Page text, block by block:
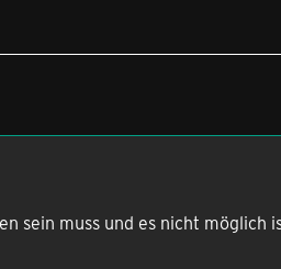
sein muss und es nicht möglich